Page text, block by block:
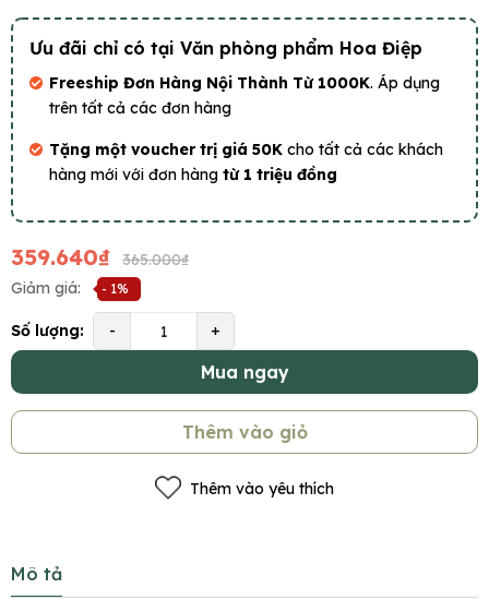
Ưu đãi chỉ có tại Văn phòng phẩm Hoa Điệp
Freeship Đơn Hàng Nội Thành Từ 1000K. Áp dụng
trên tất cả các đơn hàng
Tặng một voucher trị giá 50K cho tất cả các khách
hàng mới với đơn hàng từ 1 triệu đồng
359.640₫
365.000₫
Giảm giá:
- 1%
Số lượng: - +
Mua ngay
Thêm vào giỏ
Thêm vào yêu thích
Mô tả